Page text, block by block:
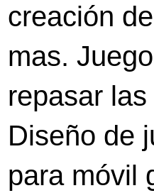
creación
mas.
repasar
Diseño de
para móvil